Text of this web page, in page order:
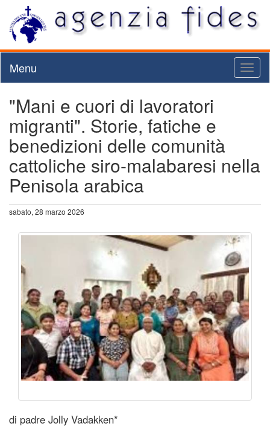
Menu
"Mani e cuori di lavoratori
migranti". Storie, fatiche e
benedizioni delle comunità
cattoliche siro-malabaresi nella
Penisola arabica
sabato, 28 marzo 2026
di padre Jolly Vadakken*